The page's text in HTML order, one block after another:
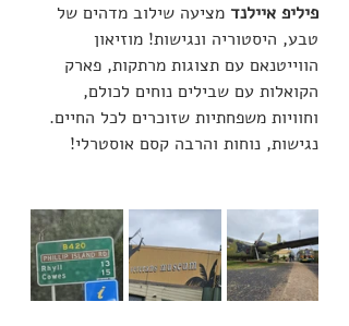
פיליפ איילנד מציעה שילוב מדהים של
טבע, היסטוריה ונגישות! מוזיאון
הווייטנאם עם תצוגות מרתקות, פארק
הקואלות עם שבילים נוחים לכולם,
וחוויות משפחתיות שזוכרים לכל החיים.
נגישות, נוחות והרבה קסם אוסטרלי!